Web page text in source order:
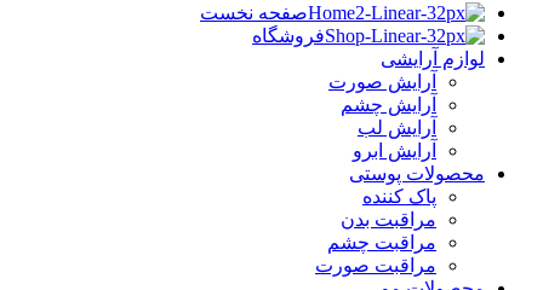
صفحه نخست
فروشگاه
لوازم آرایشی
آرایش صورت
آرایش چشم
آرایش لب
آرایش ابرو
محصولات پوستی
پاک کننده
مراقبت بدن
مراقبت چشم
مراقبت صورت